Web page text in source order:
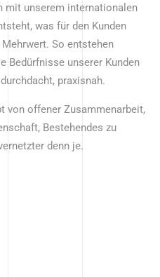
mit unserem internationalen
was für den Kunden
So entstehen
Bedürfnisse unserer Kunden
praxisnah.
von offener Zusammenarbeit,
Bestehendes zu
denn je.